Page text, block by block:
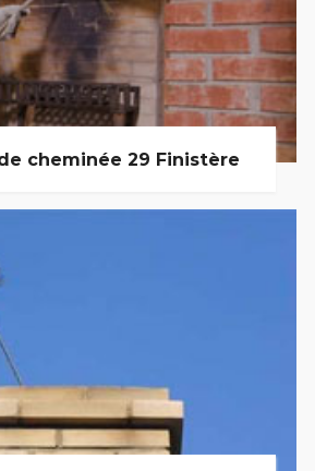
cheminée 29 Finistère